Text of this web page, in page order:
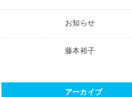
お知らせ
藤本裕子
アーカイブ